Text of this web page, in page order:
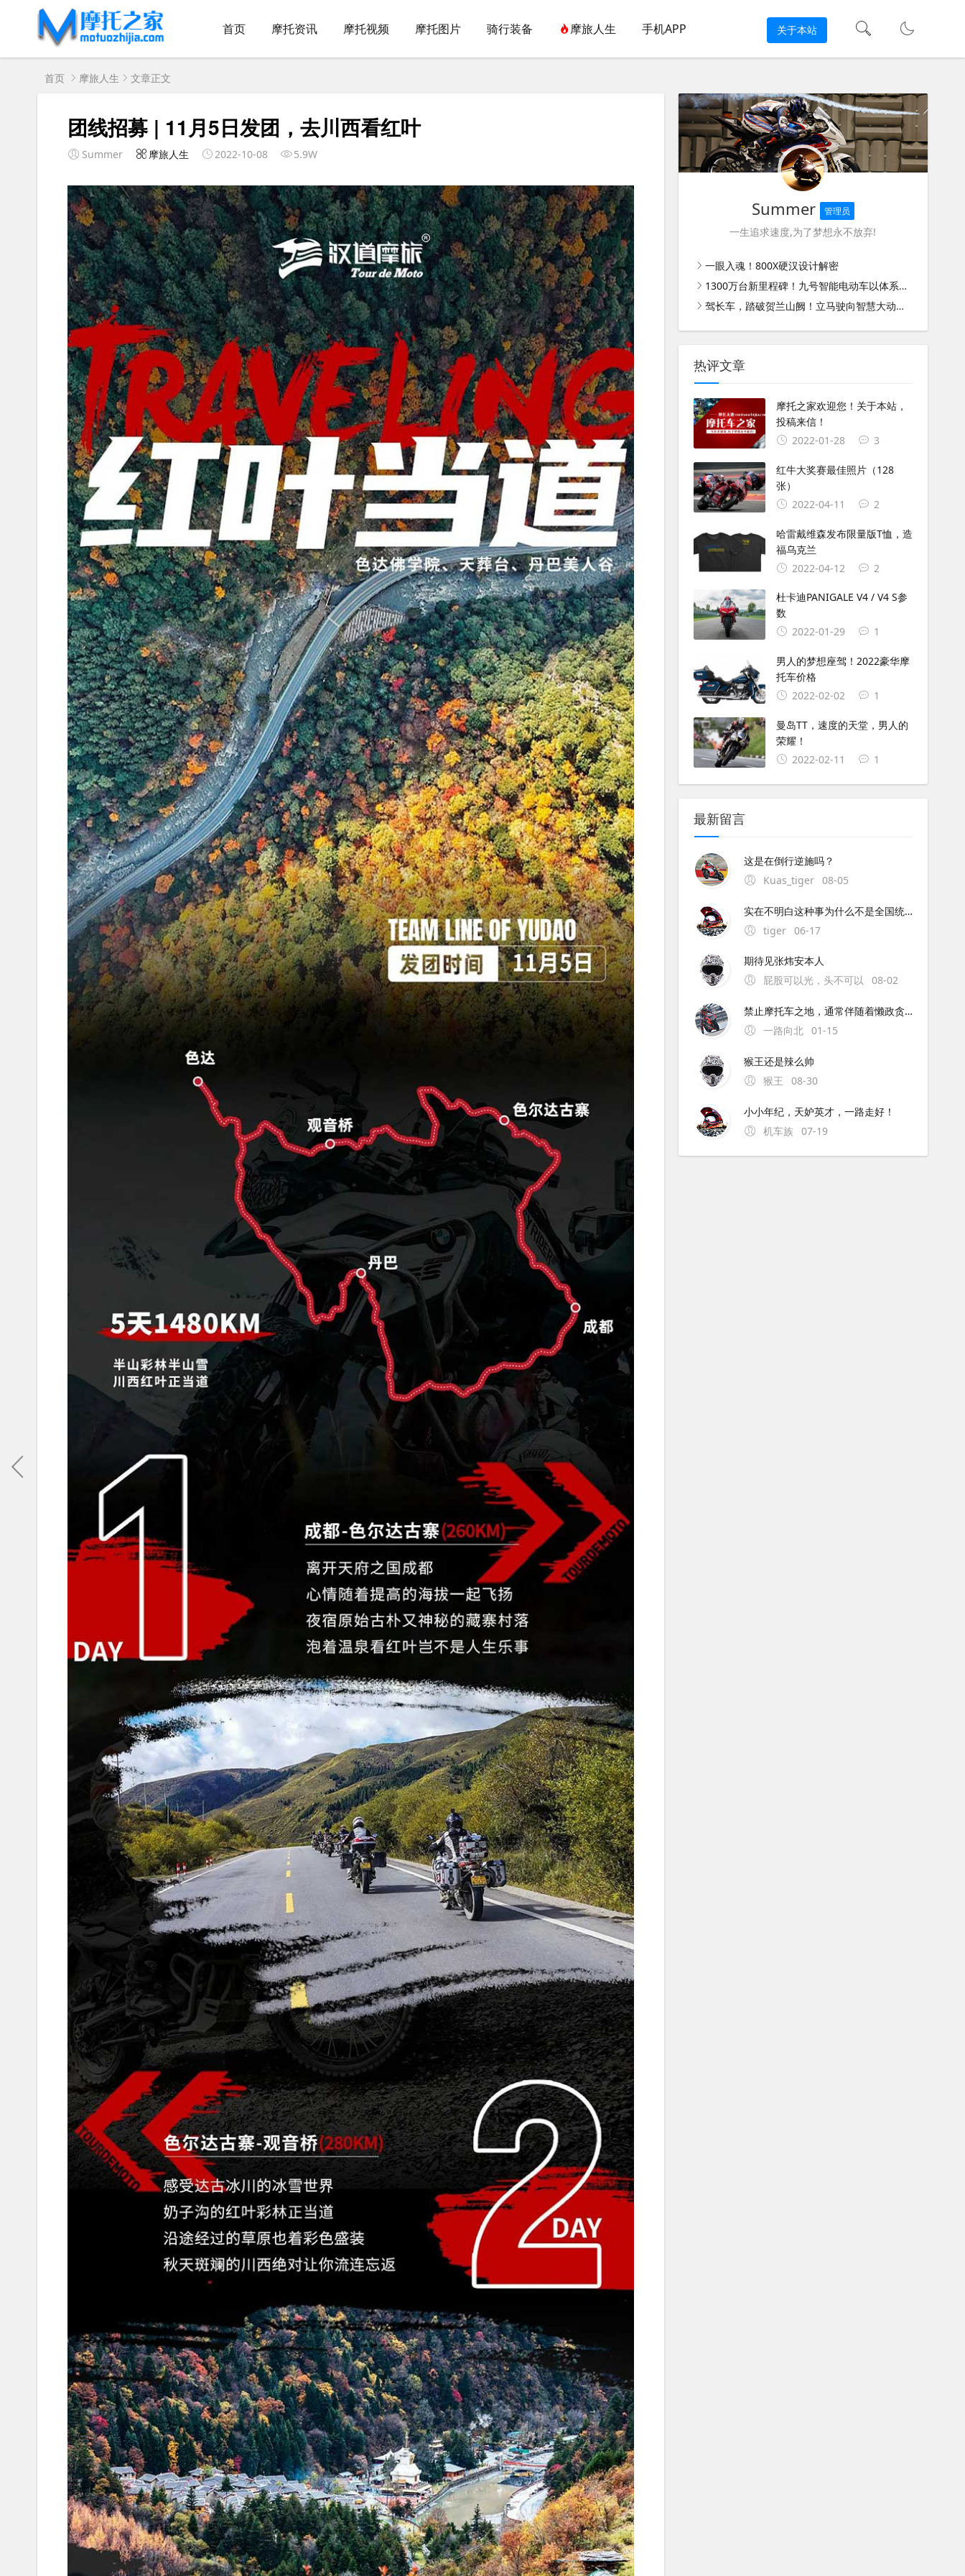
首页 摩托资讯 摩托视频 摩托图片 骑行装备 摩旅人生 手机APP 关于本站
首页 摩旅人生 文章正文
团线招募 | 11月5日发团，去川西看红叶
Summer 摩旅人生 2022-10-08 5.9W
Summer 管理员
一生追求速度,为了梦想永不放弃!
一眼入魂！800X硬汉设计解密
1300万台新里程碑！九号智能电动车以体系能力扩大领先优势
驾长车，踏破贺兰山阙！立马驶向智慧大动力新时代！
热评文章
摩托之家欢迎您！关于本站，
投稿来信！
2022-01-28
3
红牛大奖赛最佳照片（128
张）
2022-04-11
2
哈雷戴维森发布限量版T恤，造
福乌克兰
2022-04-12
2
杜卡迪PANIGALE V4 / V4 S参
数
2022-01-29
1
男人的梦想座驾！2022豪华摩
托车价格
2022-02-02
1
曼岛TT，速度的天堂，男人的
荣耀！
2022-02-11
1
最新留言
这是在倒行逆施吗？
Kuas_tiger 08-05
实在不明白这种事为什么不是全国统一执行呢？中央与地方的权限这么混乱的吗？全国每个地方都不同规定,这是要独立造反吗？
tiger 06-17
期待见张炜安本人
屁股可以光，头不可以
08-02
禁止摩托车之地，通常伴随着懒政贪官。为解禁摩的地方点赞！
一路向北 01-15
猴王还是辣么帅
猴王
08-30
小小年纪，天妒英才，一路走好！
机车族
07-19